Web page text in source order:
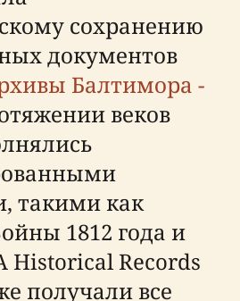
сохранению
документов
Балтимора -
веков
такими как
1812 года и
Historical Records
получали все